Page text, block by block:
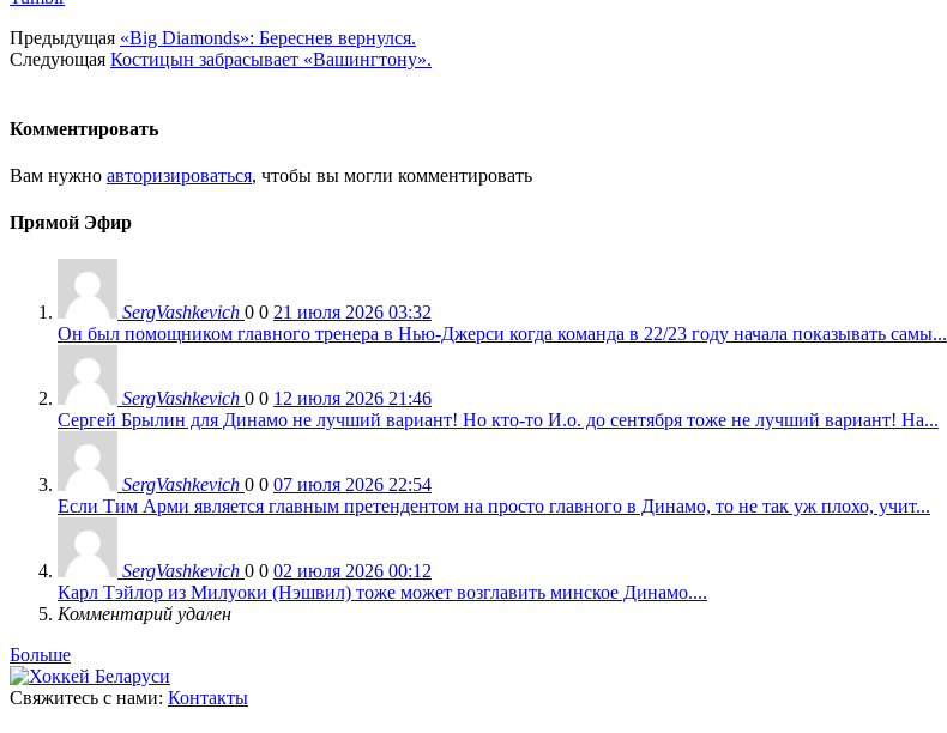
Предыдущая «Big Diamonds»: Береснев вернулся.
Следующая Костицын забрасывает «Вашингтону».
Комментировать
Вам нужно авторизироваться, чтобы вы могли комментировать
Прямой Эфир
SergVashkevich 0 0 21 июля 2026 03:32
Он был помощником главного тренера в Нью-Джерси когда команда в 22/23 году начала показывать самы...
SergVashkevich 0 0 12 июля 2026 21:46
Сергей Брылин для Динамо не лучший вариант! Но кто-то И.о. до сентября тоже не лучший вариант! На...
SergVashkevich 0 0 07 июля 2026 22:54
Если Тим Арми является главным претендентом на просто главного в Динамо, то не так уж плохо, учит...
SergVashkevich 0 0 02 июля 2026 00:12
Карл Тэйлор из Милуоки (Нэшвил) тоже может возглавить минское Динамо....
Комментарий удален
Больше
Свяжитесь с нами: Контакты